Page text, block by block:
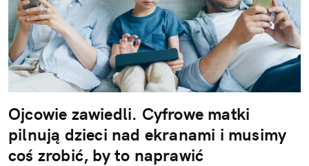
Ojcowie zawiedli. Cyfrowe matki
pilnują dzieci nad ekranami i musimy
coś zrobić, by to naprawić